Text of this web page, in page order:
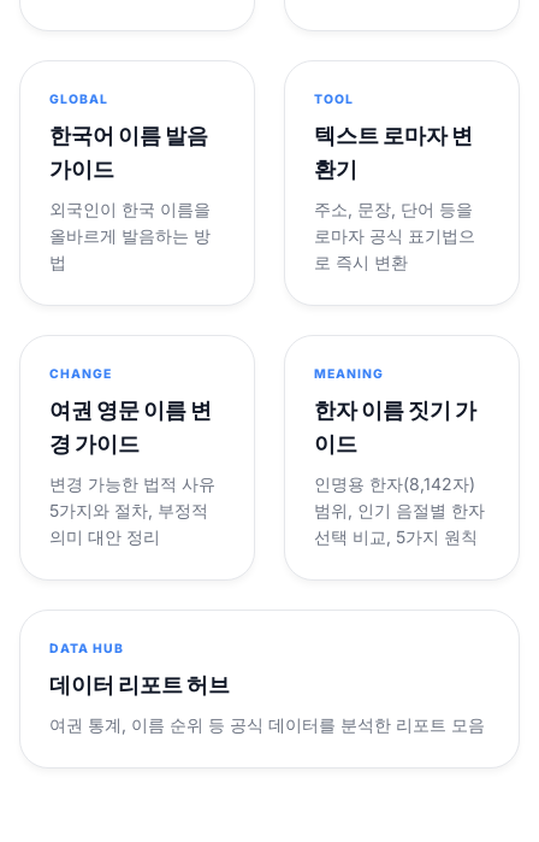
GLOBAL
한국어 이름 발음
가이드
외국인이 한국 이름을
올바르게 발음하는 방
법
TOOL
텍스트 로마자 변
환기
주소, 문장, 단어 등을
로마자 공식 표기법으
로 즉시 변환
CHANGE
여권 영문 이름 변
경 가이드
변경 가능한 법적 사유
5가지와 절차, 부정적
의미 대안 정리
MEANING
한자 이름 짓기 가
이드
인명용 한자(8,142자)
범위, 인기 음절별 한자
선택 비교, 5가지 원칙
DATA HUB
데이터 리포트 허브
여권 통계, 이름 순위 등 공식 데이터를 분석한 리포트 모음